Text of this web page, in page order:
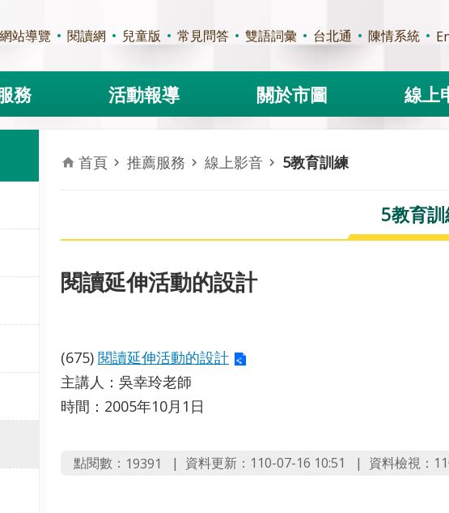
網站導覽 閱讀網 兒童版 常見問答 雙語詞彙 台北通 陳情系統
務 活動報導 關於市圖 線上
首頁 推薦服務 線上影音 5教育訓練
5教育
閱讀延伸活動的設計
(675) 閱讀延伸活動的設計
主講人：吳幸玲老師
時間：2005年10月1日
點閱數： 19391 資料更新：110-07-16 10:51 資料檢視：